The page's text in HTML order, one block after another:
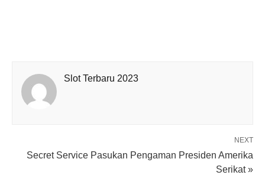
Slot Terbaru 2023
NEXT
Secret Service Pasukan Pengaman Presiden Amerika
Serikat »